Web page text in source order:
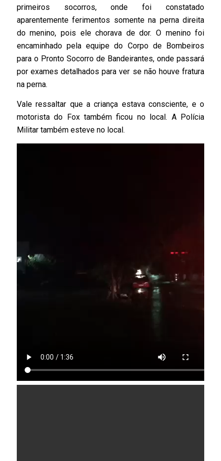
primeiros socorros, onde foi constatado
aparentemente ferimentos somente na perna direita
do menino, pois ele chorava de dor. O menino foi
encaminhado pela equipe do Corpo de Bombeiros
para o Pronto Socorro de Bandeirantes, onde passará
por exames detalhados para ver se não houve fratura
na perna.
Vale ressaltar que a criança estava consciente, e o
motorista do Fox também ficou no local. A Polícia
Militar também esteve no local.